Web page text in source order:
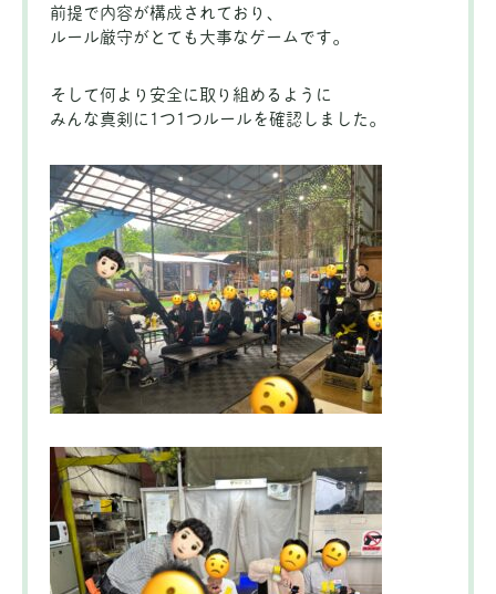
前提で内容が構成されており、
ルール厳守がとても大事なゲームです。
そして何より安全に取り組めるように
みんな真剣に1つ1つルールを確認しました。